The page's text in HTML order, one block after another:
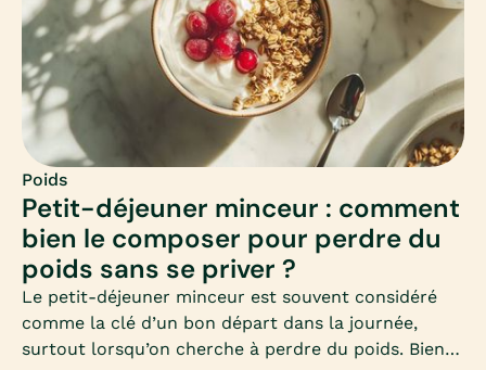
Poids
Petit-déjeuner minceur : comment
bien le composer pour perdre du
poids sans se priver ?
Le petit-déjeuner minceur est souvent considéré
comme la clé d’un bon départ dans la journée,
surtout lorsqu’on cherche à perdre du poids. Bien